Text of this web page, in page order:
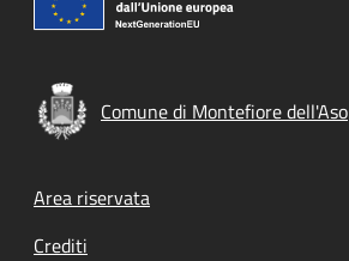
Comune di Montefiore dell'Aso
Footer menu
Area riservata
Crediti